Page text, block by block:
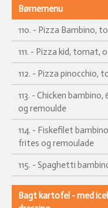
Børnemenu
110. - Pizza Bambino,
111. - Pizza kid, tomat,
112. - Pizza pinocchio,
113. - Chicken
og remoulde
114. - Fiskefilet
frites og remoulade
115. - Spaghetti
Bagt kartofel - med